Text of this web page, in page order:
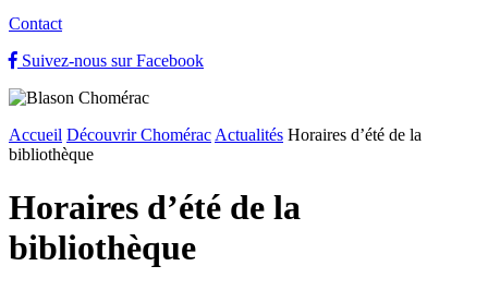
Contact
Suivez-nous sur Facebook
Accueil Découvrir Chomérac Actualités Horaires d’été de la
bibliothèque
Horaires d’été de la
bibliothèque